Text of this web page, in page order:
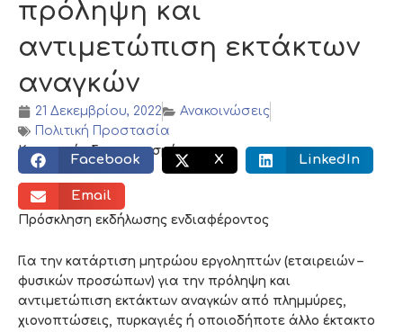
πρόληψη και
αντιμετώπιση εκτάκτων
αναγκών
21 Δεκεμβρίου, 2022
Ανακοινώσεις
Πολιτική Προστασία
Κοινωνικός διαμοιρασμός:
Facebook X LinkedIn
Email
Πρόσκληση εκδήλωσης ενδιαφέροντος
Για την κατάρτιση μητρώου εργοληπτών (εταιρειών –
φυσικών προσώπων) για την πρόληψη και
αντιμετώπιση εκτάκτων αναγκών από πλημμύρες,
χιονοπτώσεις, πυρκαγιές ή οποιοδήποτε άλλο έκτακτο